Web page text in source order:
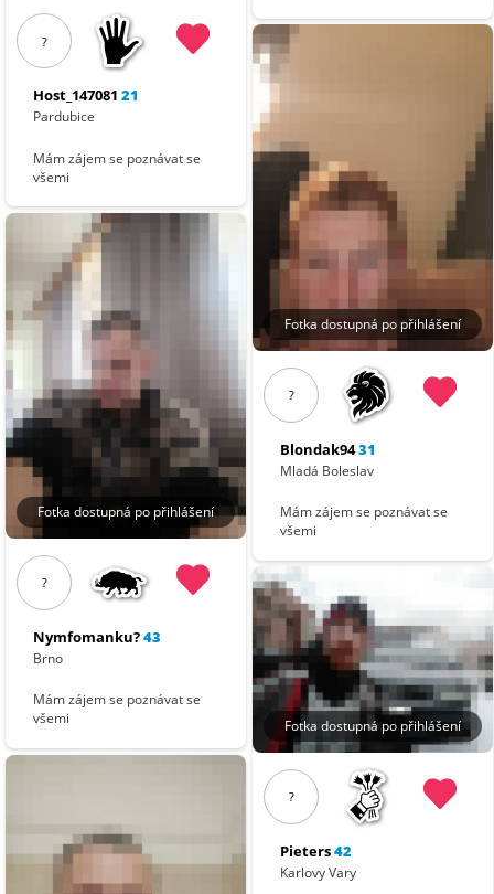
?
Host_147081 21
Pardubice
Mám zájem se poznávat se
všemi
Fotka dostupná po přihlášení
?
Nymfomanku?43
Brno
Mám zájem se poznávat se
všemi
Fotka dostupná po přihlášení
?
Blondak9431
Mladá Boleslav
Mám zájem se poznávat se
všemi
Fotka dostupná po přihlášení
?
Pieters42
Karlovy Vary